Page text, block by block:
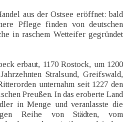
aus der Ostsee eröffnet: bald
Pflege finden von deutschen
in raschem Wetteifer gegründet
erbaut, 1170 Rostock, um 1200
Stralsund, Greifswald,
unternahm seit 1227 den
Preußen. In das eroberte Land
in Menge und veranlasste die
Reihe von Städten, vom